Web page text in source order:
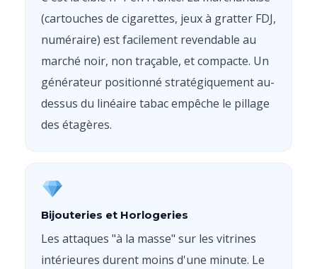
(cartouches de cigarettes, jeux à gratter FDJ,
numéraire) est facilement revendable au
marché noir, non traçable, et compacte. Un
générateur positionné stratégiquement au-
dessus du linéaire tabac empêche le pillage
des étagères.
Bijouteries et Horlogeries
Les attaques "à la masse" sur les vitrines
intérieures durent moins d'une minute. Le